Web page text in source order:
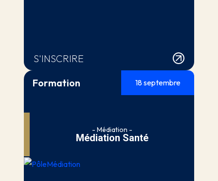
S'INSCRIRE
Formation
18 septembre
- Médiation -
Médiation Santé